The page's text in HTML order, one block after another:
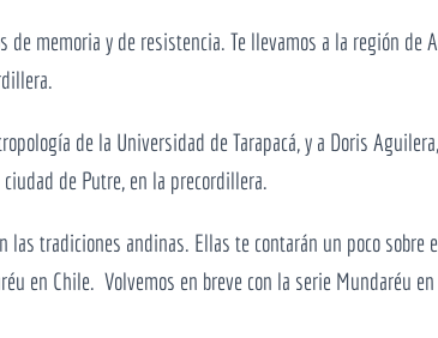
memoria y de resistencia. Te llevamos a la región de
de la Universidad de Tarapacá, y a Doris
de Putre, en la precordillera.
tradiciones andinas. Ellas te contarán un poco sobre
en Chile. Volvemos en breve con la serie Mundaréu